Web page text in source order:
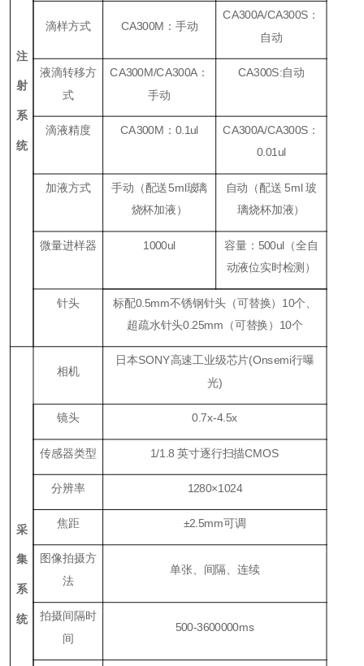
注
射
系
统
滴样方式 CA300M ：手动
CA300A/CA300S ：
自动
液滴转移方
式
CA300M/CA300A ：
手动
CA300S:自动
滴液精度 CA300M ： 0.1ul CA300A/CA300S ：
0.01ul
加液方式 手动（配送5ml玻璃
烧杯加液）
自动（配送 5ml 玻
璃烧杯加液）
微量进样器 1000ul 容量： 500ul（全自
动液位实时检测）
针头 标配0.5mm不锈钢针头（可替换）10个、
超疏水针头0.25mm（可替换）10个
采
集
系
统
相机
日本SONY高速工业级芯片(Onsemi行曝
光)
镜头 0.7x-4.5x
传感器类型 1/1.8 英寸逐行扫描CMOS
分辨率 1280×1024
焦距 ±2.5mm可调
图像拍摄方
法
单张、间隔、连续
拍摄间隔时
间
500-3600000ms